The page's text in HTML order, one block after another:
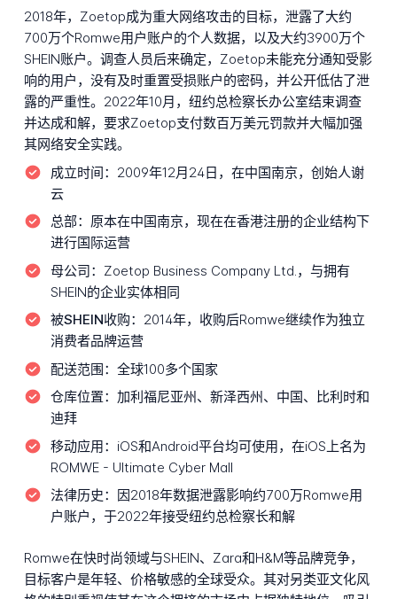
2018年，Zoetop成为重大网络攻击的目标，泄露了大约
700万个Romwe用户账户的个人数据，以及大约3900万个
SHEIN账户。调查人员后来确定，Zoetop未能充分通知受影
响的用户，没有及时重置受损账户的密码，并公开低估了泄
露的严重性。2022年10月，纽约总检察长办公室结束调查
并达成和解，要求Zoetop支付数百万美元罚款并大幅加强
其网络安全实践。
成立时间： 2009年12月24日，在中国南京，创始人谢
云
总部： 原本在中国南京，现在在香港注册的企业结构下
进行国际运营
母公司： Zoetop Business Company Ltd.，与拥有
SHEIN的企业实体相同
被SHEIN收购： 2014年，收购后Romwe继续作为独立
消费者品牌运营
配送范围： 全球100多个国家
仓库位置： 加利福尼亚州、新泽西州、中国、比利时和
迪拜
移动应用： iOS和Android平台均可使用，在iOS上名为
ROMWE - Ultimate Cyber Mall
法律历史：
因2018年数据泄露影响约700万Romwe用
户账户，于2022年接受纽约总检察长和解
Romwe在快时尚领域与SHEIN、Zara和H&M等品牌竞争，
目标客户是年轻、价格敏感的全球受众。其对另类亚文化风